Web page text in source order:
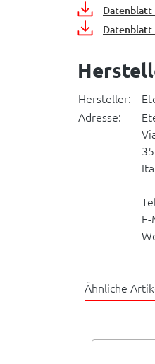
Datenblatt
Datenblatt
Hersteller:
Adresse:
Ähnliche